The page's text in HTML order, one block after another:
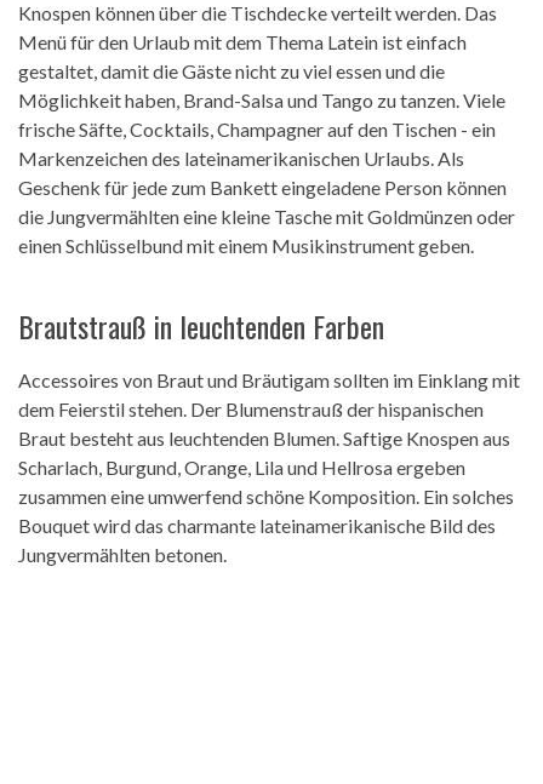
Knospen können über die Tischdecke verteilt werden. Das
Menü für den Urlaub mit dem Thema Latein ist einfach
gestaltet, damit die Gäste nicht zu viel essen und die
Möglichkeit haben, Brand-Salsa und Tango zu tanzen. Viele
frische Säfte, Cocktails, Champagner auf den Tischen - ein
Markenzeichen des lateinamerikanischen Urlaubs. Als
Geschenk für jede zum Bankett eingeladene Person können
die Jungvermählten eine kleine Tasche mit Goldmünzen oder
einen Schlüsselbund mit einem Musikinstrument geben.
Brautstrauß in leuchtenden Farben
Accessoires von Braut und Bräutigam sollten im Einklang mit
dem Feierstil stehen. Der Blumenstrauß der hispanischen
Braut besteht aus leuchtenden Blumen. Saftige Knospen aus
Scharlach, Burgund, Orange, Lila und Hellrosa ergeben
zusammen eine umwerfend schöne Komposition. Ein solches
Bouquet wird das charmante lateinamerikanische Bild des
Jungvermählten betonen.